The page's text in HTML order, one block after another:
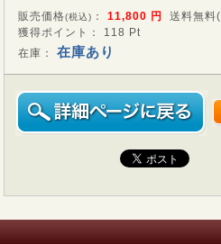
販売価格(税込) ： 11,800 円 送料無料(
獲得ポイント： 118 Pt
在庫： 在庫あり